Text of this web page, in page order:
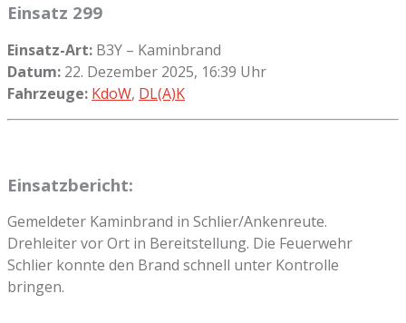
Einsatz 299
Einsatz-Art: B3Y – Kaminbrand
Datum: 22. Dezember 2025, 16:39 Uhr
Fahrzeuge: KdoW, DL(A)K
Einsatzbericht:
Gemeldeter Kaminbrand in Schlier/Ankenreute.
Drehleiter vor Ort in Bereitstellung. Die Feuerwehr
Schlier konnte den Brand schnell unter Kontrolle
bringen.